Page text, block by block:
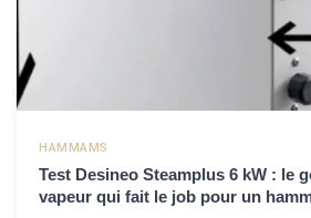
HAMMAMS
Test Desineo Steamplus 6 kW : le
vapeur qui fait le job pour un